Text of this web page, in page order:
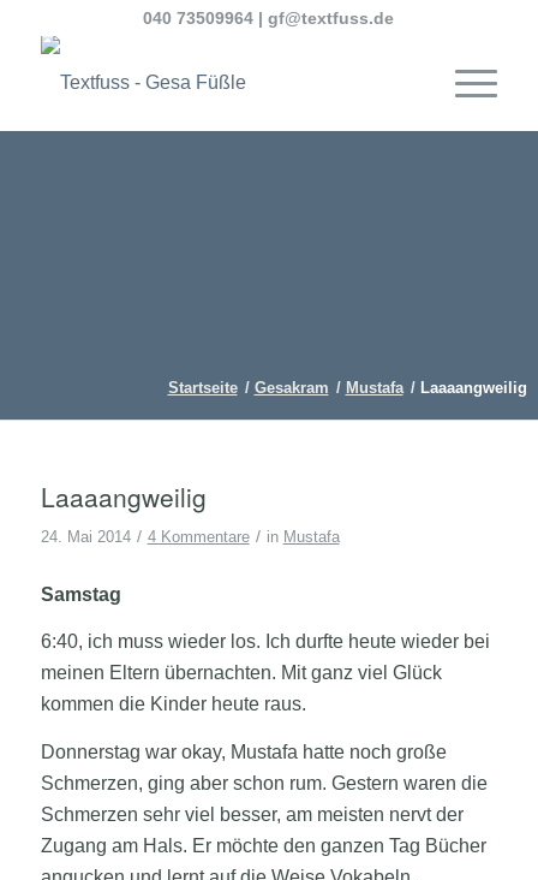
040 73509964 |gf@textfuss.de
Startseite / Gesakram / Mustafa / Laaaangweilig
Laaaangweilig
24. Mai 2014 / 4 Kommentare / in Mustafa
Samstag
6:40, ich muss wieder los. Ich durfte heute wieder bei
meinen Eltern übernachten. Mit ganz viel Glück
kommen die Kinder heute raus.
Donnerstag war okay, Mustafa hatte noch große
Schmerzen, ging aber schon rum. Gestern waren die
Schmerzen sehr viel besser, am meisten nervt der
Zugang am Hals. Er möchte den ganzen Tag Bücher